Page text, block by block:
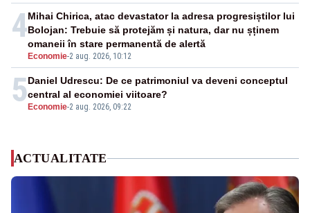
4
Economie-2 aug. 2026, 10:12
Mihai Chirica, atac devastator la adresa progresiștilor lui
Bolojan: Trebuie să protejăm și natura, dar nu șținem
omaneii în stare permanentă de alertă
5 Economie-2 aug. 2026, 09:22
Daniel Udrescu: De ce patrimoniul va deveni conceptul
central al economiei viitoare?
ACTUALITATE